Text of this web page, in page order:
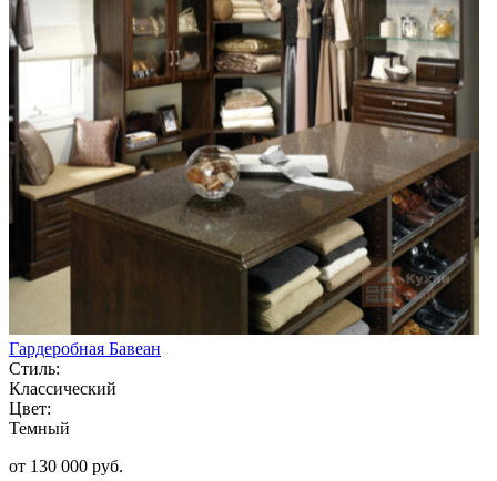
Гардеробная Бавеан
Стиль:
Классический
Цвет:
Темный
от 130 000 руб.